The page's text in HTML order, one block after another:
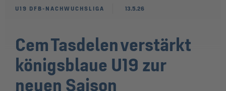
Cem Tasdelen verstärkt
königsblaue U19 zur
neuen Saison
U19 DFB-NACHWUCHSLIGA 13.5.26